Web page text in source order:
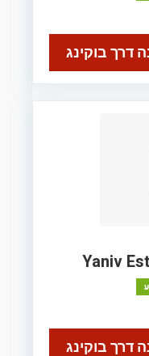
דרך בוקינג
דרך בוקינג